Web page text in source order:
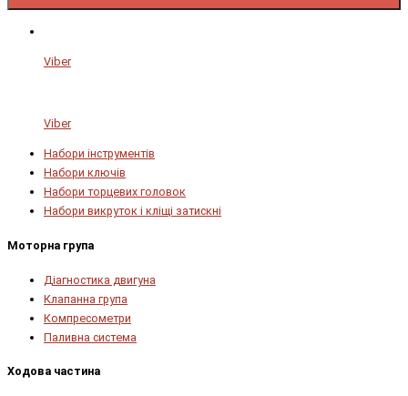
Viber
Viber
Набори інструментів
Набори ключів
Набори торцевих головок
Набори викруток і кліщі затискні
Моторна група
Діагностика двигуна
Клапанна група
Компресометри
Паливна система
Ходова частина